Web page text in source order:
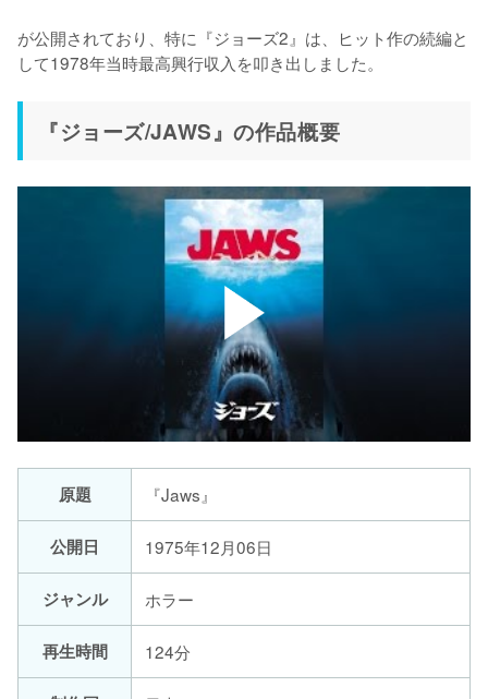
が公開されており、特に『ジョーズ2』は、ヒット作の続編と
して1978年当時最高興行収入を叩き出しました。
『ジョーズ/JAWS』の作品概要
原題 『Jaws』
公開日 1975年12月06日
ジャンル ホラー
再生時間 124分